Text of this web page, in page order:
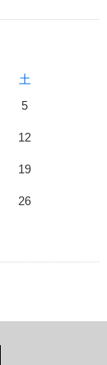
土
5
12
19
26